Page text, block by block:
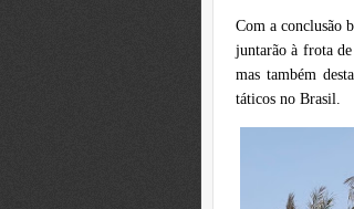
Com a conclusão
juntarão à frota de
mas também
táticos no Brasil.